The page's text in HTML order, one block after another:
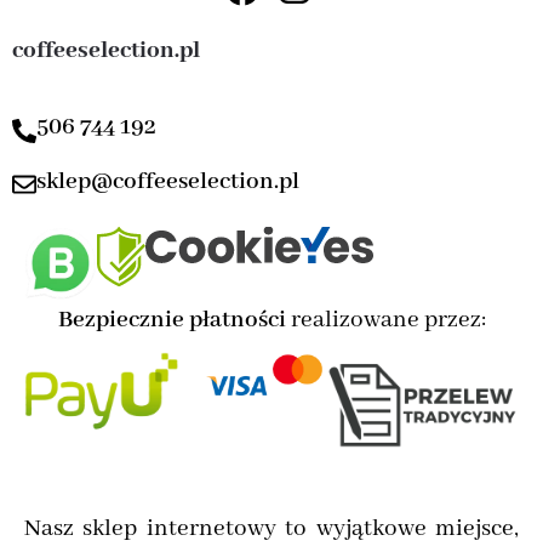
coffeeselection.pl
506 744 192
sklep@coffeeselection.pl
Bezpiecznie płatnościrealizowane przez:
Nasz sklep internetowy to wyjątkowe miejsce,